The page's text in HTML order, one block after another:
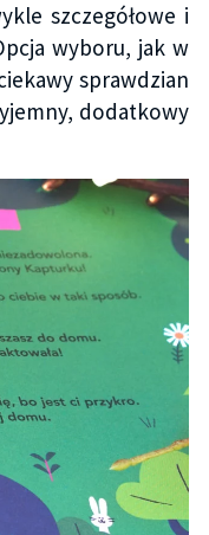
szczegółowe i
wyboru, jak w
sprawdzian
dodatkowy